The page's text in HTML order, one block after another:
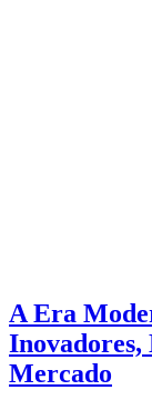
A Era
Inovadores,
Mercado